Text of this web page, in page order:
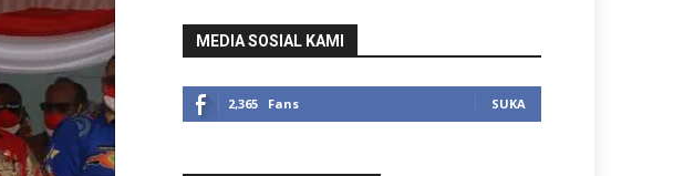
MEDIA SOSIAL KAMI
2,365 Fans SUKA